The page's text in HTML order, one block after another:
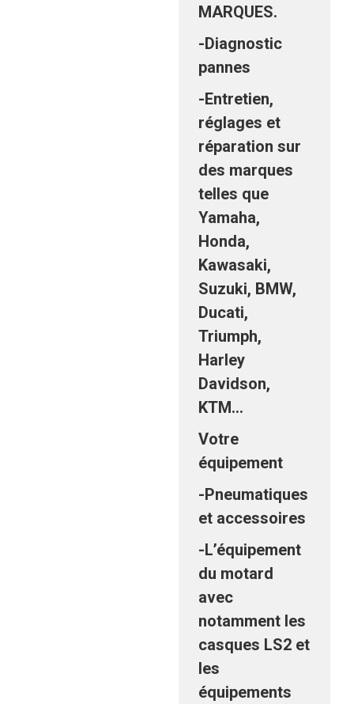
MARQUES.
-Diagnostic
pannes
-Entretien,
réglages et
réparation sur
des marques
telles que
Yamaha,
Honda,
Kawasaki,
Suzuki, BMW,
Ducati,
Triumph,
Harley
Davidson,
KTM…
Votre
équipement
-Pneumatiques
et accessoires
-L’équipement
du motard
avec
notamment les
casques LS2 et
les
équipements